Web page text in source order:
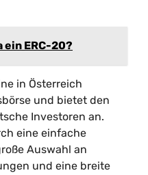
ein ERC-20?
in Österreich
und bietet den
Investoren an.
eine einfache
Auswahl an
und eine breite